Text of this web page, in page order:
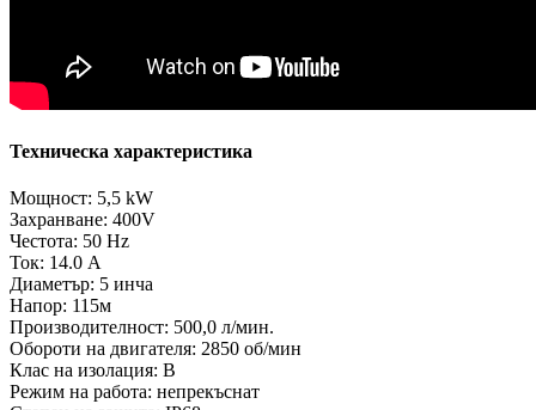
Техническа характеристика
Мощност: 5,5 kW
Захранване: 400V
Честота: 50 Hz
Ток: 14.0 A
Диаметър: 5 инча
Напор: 115м
Производителност: 500,0 л/мин.
Обороти на двигателя: 2850 об/мин
Клас на изолация: B
Режим на работа: непрекъснат